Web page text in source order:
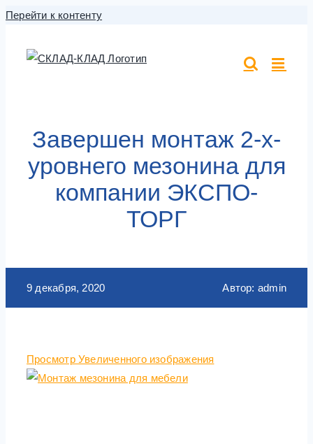
Перейти к контенту
Завершен монтаж 2-х-
уровнего мезонина для
компании ЭКСПО-
ТОРГ
9 декабря, 2020 Автор: admin
Просмотр Увеличенного изображения